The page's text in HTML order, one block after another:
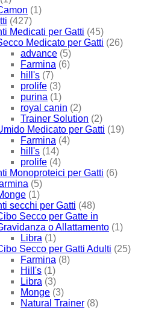
(1)
(427)
Medicati per Gatti (45)
Medicato per Gatti (26)
advance (5)
Farmina (6)
hill's (7)
prolife (3)
purina (1)
royal canin (2)
Trainer Solution (2)
Medicato per Gatti (19)
Farmina (4)
hill's (14)
prolife (4)
Monoproteici per Gatti (6)
(5)
(1)
secchi per Gatti (48)
Secco per Gatte in
o Allattamento (1)
Libra (1)
Secco per Gatti Adulti (25)
Farmina (8)
Hill's (1)
Libra (3)
Monge (3)
Natural Trainer (8)